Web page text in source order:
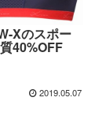
Xのスポー
40%OFF
2019.05.07